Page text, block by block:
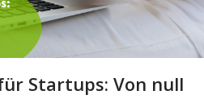
Startups: Von null